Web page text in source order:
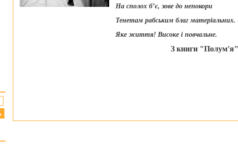
На сполох б’є, зове до непокори
Тенетам рабським благ матеріальних.
Яке життя! Високе і повчальне.
З книги "Полум'я"